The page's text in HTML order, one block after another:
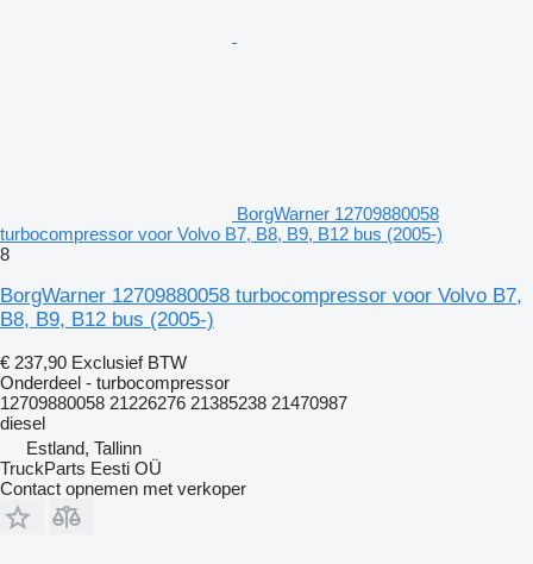
BorgWarner 12709880058
turbocompressor voor Volvo B7, B8, B9, B12 bus (2005-)
8
BorgWarner 12709880058 turbocompressor voor Volvo B7,
B8, B9, B12 bus (2005-)
€ 237,90 Exclusief BTW
Onderdeel - turbocompressor
12709880058 21226276 21385238 21470987
diesel
Estland, Tallinn
TruckParts Eesti OÜ
Contact opnemen met verkoper